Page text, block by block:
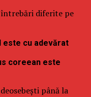
întrebări diferite pe
este cu adevărat
coreean este
până la